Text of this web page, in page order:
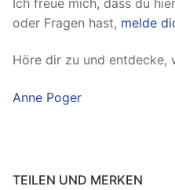
oder Fragen hast, melde
Höre dir zu und entdecke,
Anne Poger
TEILEN UND MERKEN